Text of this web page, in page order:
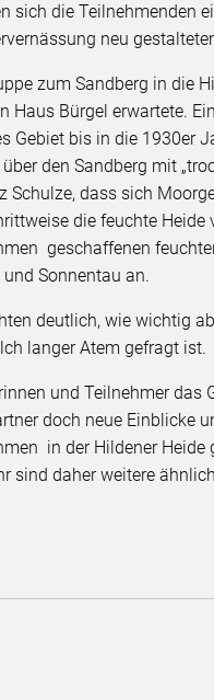
sich die Teilnehmenden
neu
zum Sandberg in die
Haus Bürgel erwartete.
Gebiet bis in die 1930er
den Sandberg mit
Schulze, dass sich
die feuchte
geschaffenen
Sonnentau an.
deutlich, wie wichtig
langer Atem gefragt ist.
und Teilnehmer das
doch neue Einblicke
in der Hildener Heide
sind daher weitere